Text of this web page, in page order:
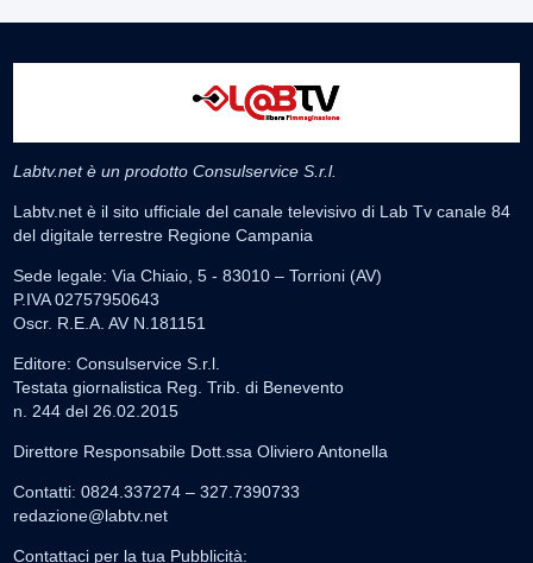
Labtv.net è un prodotto Consulservice S.r.l.
Labtv.net è il sito ufficiale del canale televisivo di Lab Tv canale 84
del digitale terrestre Regione Campania
Sede legale: Via Chiaio, 5 - 83010 – Torrioni (AV)
P.IVA 02757950643
Oscr. R.E.A. AV N.181151
Editore: Consulservice S.r.l.
Testata giornalistica Reg. Trib. di Benevento
n. 244 del 26.02.2015
Direttore Responsabile Dott.ssa Oliviero Antonella
Contatti: 0824.337274 – 327.7390733
redazione@labtv.net
Contattaci per la tua Pubblicità: